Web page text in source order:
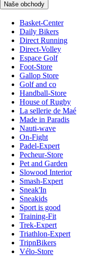
Naše obchody
Basket-Center
Daily Bikers
Direct Running
Direct-Volley
Espace Golf
Foot-Store
Gallop Store
Golf and co
Handball-Store
House of Rugby
La sellerie de Maé
Made in Paradis
Nauti-wave
On-Fight
Padel-Expert
Pecheur-Store
Pet and Garden
Slowood Interior
Smash-Expert
Sneak'In
Sneakids
Sport is good
Training-Fit
Trek-Expert
Triathlon-Expert
TripnBikers
Vélo-Store